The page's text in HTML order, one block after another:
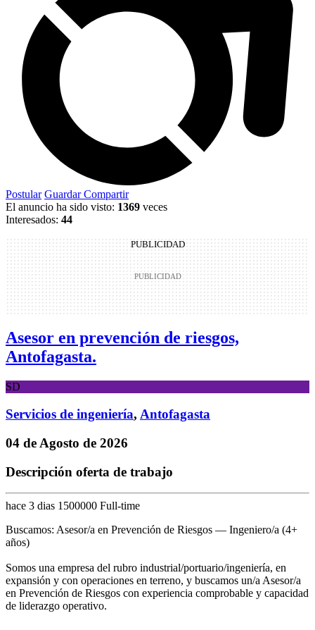
Postular GuardarCompartir
El anuncio ha sido visto: 1369 veces
Interesados: 44
PUBLICIDAD
Asesor en prevención de riesgos,
Antofagasta.
SD
Servicios de ingeniería, Antofagasta
04 de Agosto de 2026
Descripción oferta de trabajo
hace 3 dias 1500000 Full-time
Buscamos: Asesor/a en Prevención de Riesgos — Ingeniero/a (4+
años)
Somos una empresa del rubro industrial/portuario/ingeniería, en
expansión y con operaciones en terreno, y buscamos un/a Asesor/a
en Prevención de Riesgos con experiencia comprobable y capacidad
de liderazgo operativo.